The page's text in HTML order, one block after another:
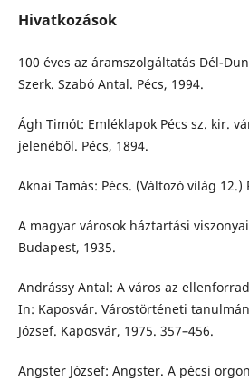
Hivatkozások
100 éves az áramszolgáltatás Dél-
Szerk. Szabó Antal. Pécs, 1994.
Ágh Timót: Emléklapok Pécs sz. kir.
jelenéből. Pécs, 1894.
Aknai Tamás: Pécs. (Változó világ 12.)
A magyar városok háztartási
Budapest, 1935.
Andrássy Antal: A város az
In: Kaposvár. Várostörténeti
József. Kaposvár, 1975. 357–456.
Angster József: Angster. A pécsi